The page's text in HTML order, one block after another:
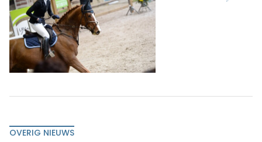
OVERIG NIEUWS